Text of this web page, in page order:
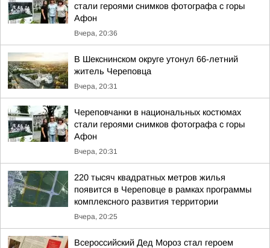
стали героями снимков фотографа с горы
Афон
Вчера, 20:36
В Шекснинском округе утонул 66-летний
житель Череповца
Вчера, 20:31
Череповчанки в национальных костюмах
стали героями снимков фотографа с горы
Афон
Вчера, 20:31
220 тысяч квадратных метров жилья
появится в Череповце в рамках программы
комплексного развития территории
Вчера, 20:25
Всероссийский Дед Мороз стал героем